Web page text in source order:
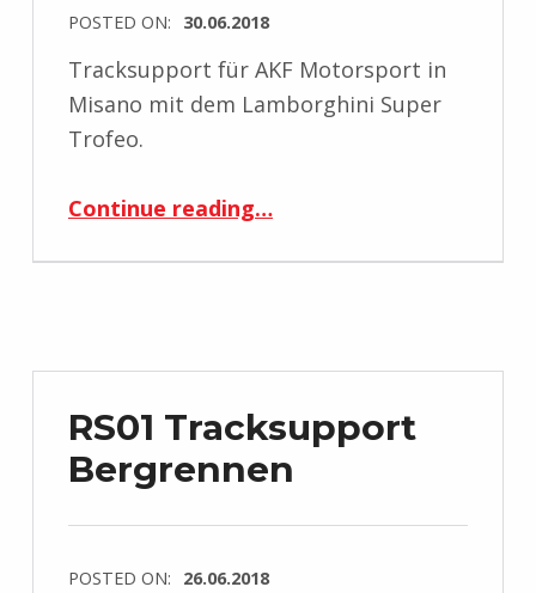
POSTED ON: 30.06.2018
Tracksupport für AKF Motorsport in
Misano mit dem Lamborghini Super
Trofeo.
Continue reading…
RS01 Tracksupport
Bergrennen
POSTED ON: 26.06.2018